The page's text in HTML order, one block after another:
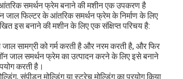
समर्थन फ्रेम बनाने की मशीन एक उपकरण है
जाल फिल्टर के आंतरिक समर्थन फ्रेम के निर्माण के लिए
इस बनाने की मशीन के लिए एक संक्षिप्त परिचय है:
जाल सामग्री को गर्म करती है और नरम करती है, और फिर
जाल समर्थन फ्रेम का उत्पादन करने के लिए इसे बनाने
करती है।
संपीड़न मोल्डिंग या स्ट्रेच मोल्डिंग का प्रयोग किया